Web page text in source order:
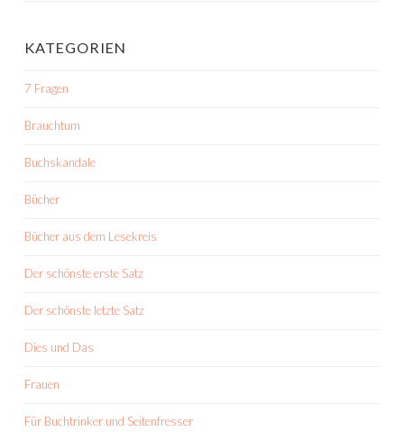
KATEGORIEN
7 Fragen
Brauchtum
Buchskandale
Bücher
Bücher aus dem Lesekreis
Der schönste erste Satz
Der schönste letzte Satz
Dies und Das
Frauen
Für Buchtrinker und Seitenfresser